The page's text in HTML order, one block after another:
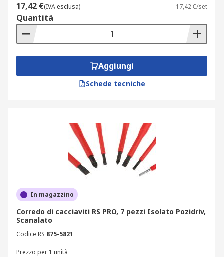
17,42 €(IVA esclusa) 17,42 €/set
Quantità
Aggiungi
Schede tecniche
In magazzino
Corredo di cacciaviti RS PRO, 7 pezzi Isolato Pozidriv,
Scanalato
Codice RS 875-5821
Prezzo per 1 unità